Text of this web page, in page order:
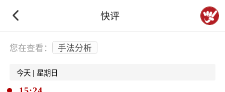
快评
下拉刷新
您在查看： 手法分析
今天 | 星期日